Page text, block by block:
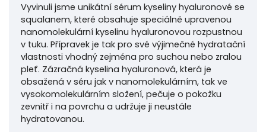
Vyvinuli jsme unikátní sérum kyseliny hyaluronové se
squalanem, které obsahuje speciálně upravenou
nanomolekulární kyselinu hyaluronovou rozpustnou
v tuku. Přípravek je tak pro své výjimečné hydratační
vlastnosti vhodný zejména pro suchou nebo zralou
pleť. Zázračná kyselina hyaluronová, která je
obsažená v séru jak v nanomolekulárním, tak ve
vysokomolekulárním složení, pečuje o pokožku
zevnitř i na povrchu a udržuje ji neustále
hydratovanou.